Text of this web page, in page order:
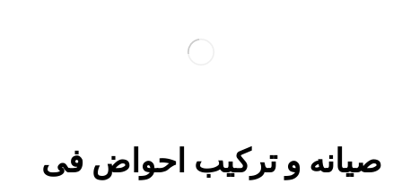
صيانه و تركيب احواض فى